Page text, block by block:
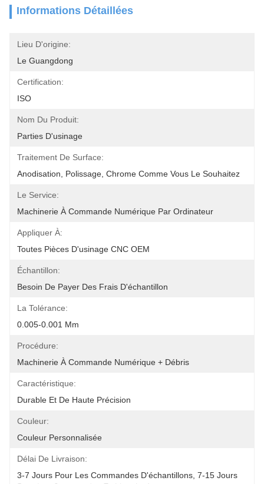
Informations Détaillées
Lieu D'origine:
Le Guangdong
Certification:
ISO
Nom Du Produit:
Parties D'usinage
Traitement De Surface:
Anodisation, Polissage, Chrome Comme Vous Le Souhaitez
Le Service:
Machinerie À Commande Numérique Par Ordinateur
Appliquer À:
Toutes Pièces D'usinage CNC OEM
Échantillon:
Besoin De Payer Des Frais D'échantillon
La Tolérance:
0.005-0.001 Mm
Procédure:
Machinerie À Commande Numérique + Débris
Caractéristique:
Durable Et De Haute Précision
Couleur:
Couleur Personnalisée
Délai De Livraison:
3-7 Jours Pour Les Commandes D'échantillons, 7-15 Jours